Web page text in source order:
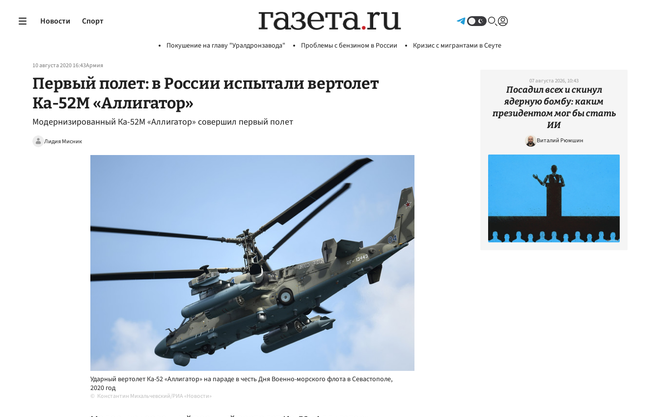
Новости Спорт
Покушение на главу "Уралдронзавода" Проблемы с бензином в России Кризис с мигрантами в Сеуте
10 августа 2020 16:43Армия
Первый полет: в России испытали вертолет
Ка-52М «Аллигатор»
Модернизированный Ка-52М «Аллигатор» совершил первый полет
Лидия Мисник
Ударный вертолет Ка-52 «Аллигатор» на параде в честь Дня Военно-морского флота в Севастополе,
2020 год
Константин Михальчевский/РИА «Новости»
07 августа 2026, 10:43
Посадил всех и скинул
ядерную бомбу: каким
президентом мог бы стать
ИИ
Виталий Рюмшин